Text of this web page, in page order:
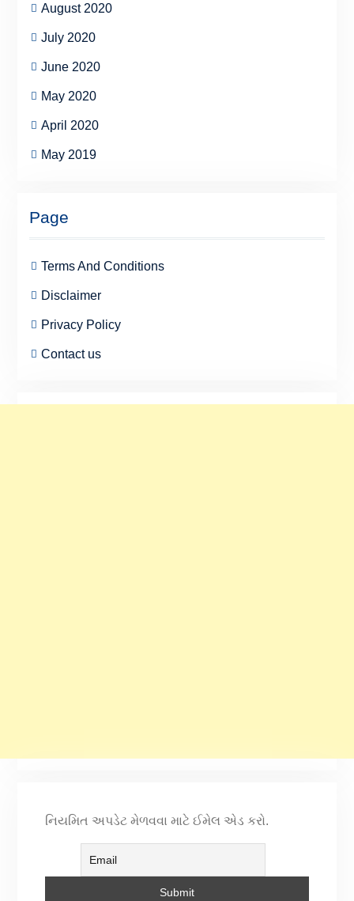
August 2020
July 2020
June 2020
May 2020
April 2020
May 2019
Page
Terms And Conditions
Disclaimer
Privacy Policy
Contact us
નિયમિત અપડેટ મેળવવા માટે ઈમેલ એડ કરો.